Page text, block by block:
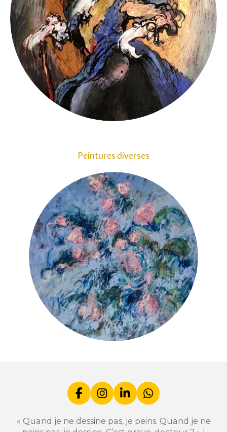
Peintures diverses
F
a
c
I
n
s
L
i
n
k
W
h
a
« Quand je ne dessine pas, je peins. Quand je ne